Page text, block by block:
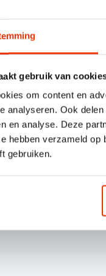
gebruik van
om content en
analyseren. Ook
en analyse. Deze
hebben verzameld
gebruiken.